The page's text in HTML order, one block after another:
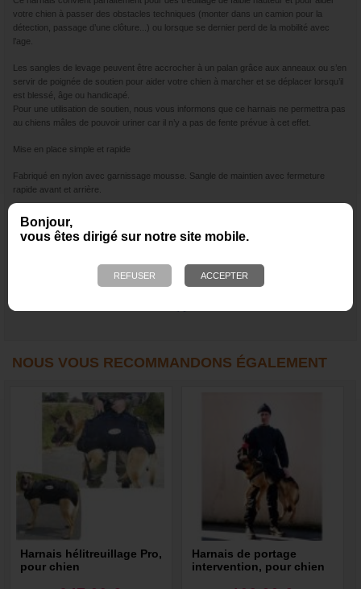
Bonjour,
vous êtes dirigé sur notre site mobile.
votre chien à passer des obstacles techniques (monter dans un camion pour la
détection, passage d’une clôture...) ou lorsque se dernier perd de la mobilité avec
l’age.
Les sangles de levage peuvent être accrocher à un palan grâce aux anneaux ou s’en
servir de poignée de soutien pour aider votre chien à marcher et se déplacer lorsqu’il
est blessé, âge ou handicapé.
Pour une utilisation de soutien, nous vous informons que ce harnais ne permettra pas
au chiens mâles de pouvoir uriner car il n’y a pas de fente prévue à cet effet.
Mise en place simple et rapide
Fabriqué en nylon avec garnissage mousse. Sangle de maintien avec fermeture
rapide avant et arrière.
CONSEIL SECURITE : Attention pour un treuillage ou hélitreuillage de moyenne et
grande hauteur nous vous recommandons notre modèle "hélitreuillage pro" qui est
beaucoup plus sécurisant.
NOUS VOUS RECOMMANDONS ÉGALEMENT
Harnais hélitreuillage Pro,
pour chien
Harnais de portage
intervention, pour chien